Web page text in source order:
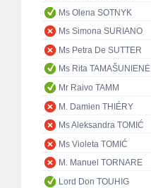
Ms Olena SOTNYK
Ms Simona SURIANO
Ms Petra De SUTTER
Ms Rita TAMAŠUNIENĖ
Mr Raivo TAMM
M. Damien THIÉRY
Ms Aleksandra TOMIĆ
Ms Violeta TOMIĆ
M. Manuel TORNARE
Lord Don TOUHIG